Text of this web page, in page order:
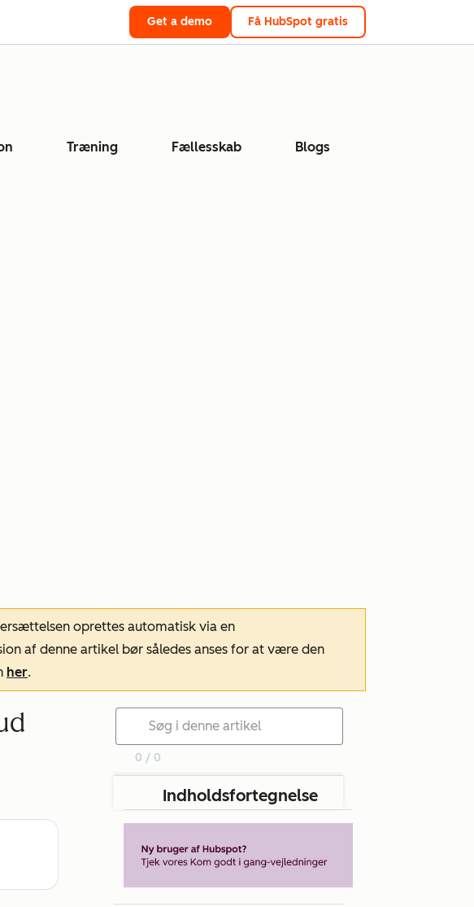
Get a demo Få HubSpot gratis
Træning Fællesskab Blogs
oprettes automatisk via en
af denne artikel bør således anses for at være den
her.
0 / 0
Indholdsfortegnelse